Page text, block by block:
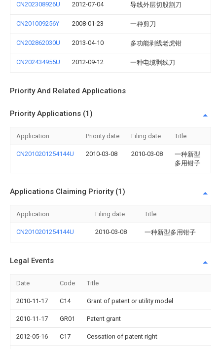
CN202308926U 2012-07-04 导线外层切股割刀
CN201009256Y 2008-01-23 一种剪刀
CN202862030U 2013-04-10 多功能剥线老虎钳
CN202434955U 2012-09-12 一种电缆剥线刀
Priority And Related Applications
Priority Applications (1)
Application Priority date Filing date Title
CN2010201254144U 2010-03-08 2010-03-08
一种新型
多用钳子
Applications Claiming Priority (1)
Application Filing date Title
CN2010201254144U 2010-03-08 一种新型多用钳子
Legal Events
Date Code Title
2010-11-17 C14 Grant of patent or utility model
2010-11-17 GR01 Patent grant
2012-05-16 C17 Cessation of patent right